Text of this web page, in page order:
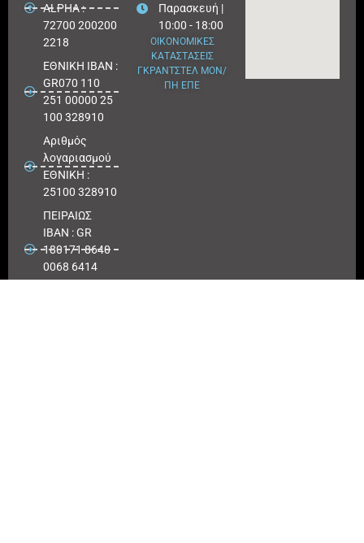
ALPHA :
72700 200200
2218
ΕΘΝΙΚΗ ΙΒΑΝ :
GR070 110
251 00000 25
100 328910
Αριθμός
λογαριασμού
ΕΘΝΙΚΗ :
25100 328910
ΠΕΙΡΑΙΩΣ
IBAN : GR
180171 8640
0068 6414
3041 723
Παρασκευή |
10:00 - 18:00
ΟΙΚΟΝΟΜΙΚΕΣ
ΚΑΤΑΣΤΑΣΕΙΣ
ΓΚΡΑΝΤΣΤΕΛ ΜΟΝ/
ΠΗ ΕΠΕ